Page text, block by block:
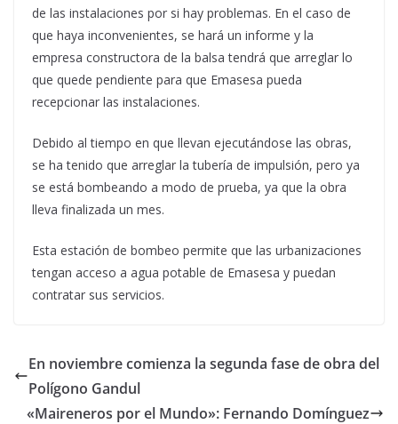
de las instalaciones por si hay problemas. En el caso de
que haya inconvenientes, se hará un informe y la
empresa constructora de la balsa tendrá que arreglar lo
que quede pendiente para que Emasesa pueda
recepcionar las instalaciones.
Debido al tiempo en que llevan ejecutándose las obras,
se ha tenido que arreglar la tubería de impulsión, pero ya
se está bombeando a modo de prueba, ya que la obra
lleva finalizada un mes.
Esta estación de bombeo permite que las urbanizaciones
tengan acceso a agua potable de Emasesa y puedan
contratar sus servicios.
En noviembre comienza la segunda fase de obra del
Polígono Gandul
«Maireneros por el Mundo»: Fernando Domínguez